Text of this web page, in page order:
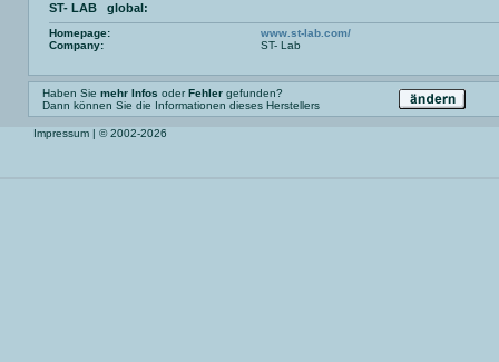
ST- LAB global:
Homepage:
www.st-lab.com/
Company:
ST- Lab
Haben Sie mehr Infos oderFehler gefunden?
Dann können Sie die Informationen dieses Herstellers
Impressum | © 2002-2026